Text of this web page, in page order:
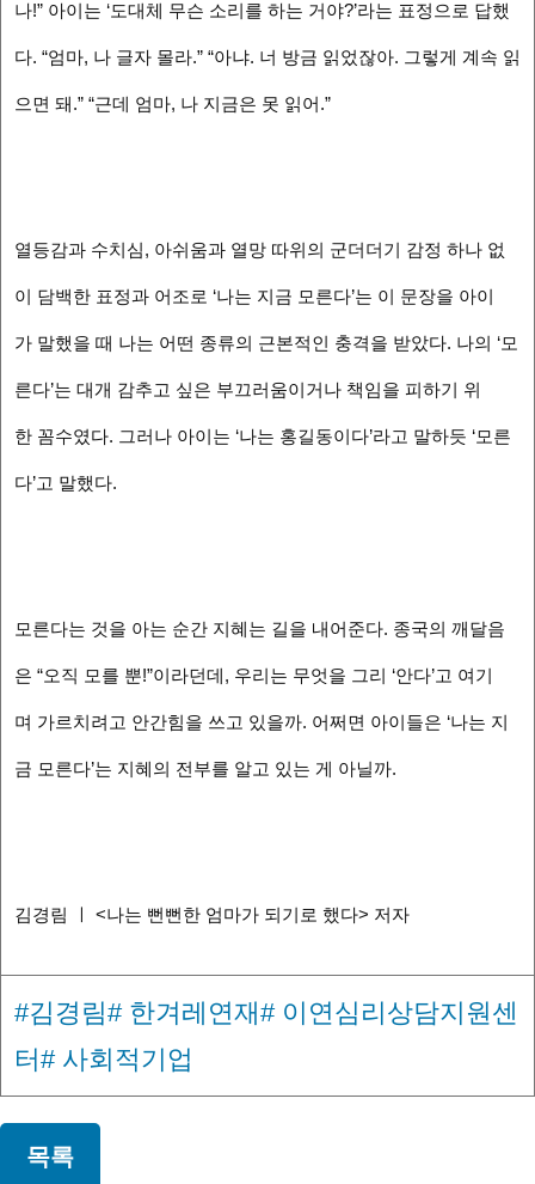
나!” 아이는 ‘도대체 무슨 소리를 하는 거야?’라는 표정으로 답했
다. “엄마, 나 글자 몰라.” “아냐. 너 방금 읽었잖아. 그렇게 계속 읽
으면 돼.” “근데 엄마, 나 지금은 못 읽어.”
열등감과 수치심, 아쉬움과 열망 따위의 군더더기 감정 하나 없
이 담백한 표정과 어조로 ‘나는 지금 모른다’는 이 문장을 아이
가 말했을 때 나는 어떤 종류의 근본적인 충격을 받았다. 나의 ‘모
른다’는 대개 감추고 싶은 부끄러움이거나 책임을 피하기 위
한 꼼수였다. 그러나 아이는 ‘나는 홍길동이다’라고 말하듯 ‘모른
다’고 말했다.
모른다는 것을 아는 순간 지혜는 길을 내어준다. 종국의 깨달음
은 “오직 모를 뿐!”이라던데, 우리는 무엇을 그리 ‘안다’고 여기
며 가르치려고 안간힘을 쓰고 있을까. 어쩌면 아이들은 ‘나는 지
금 모른다’는 지혜의 전부를 알고 있는 게 아닐까.
김경림 ㅣ <나는 뻔뻔한 엄마가 되기로 했다> 저자
#김경림# 한겨레연재# 이연심리상담지원센
터# 사회적기업
목록